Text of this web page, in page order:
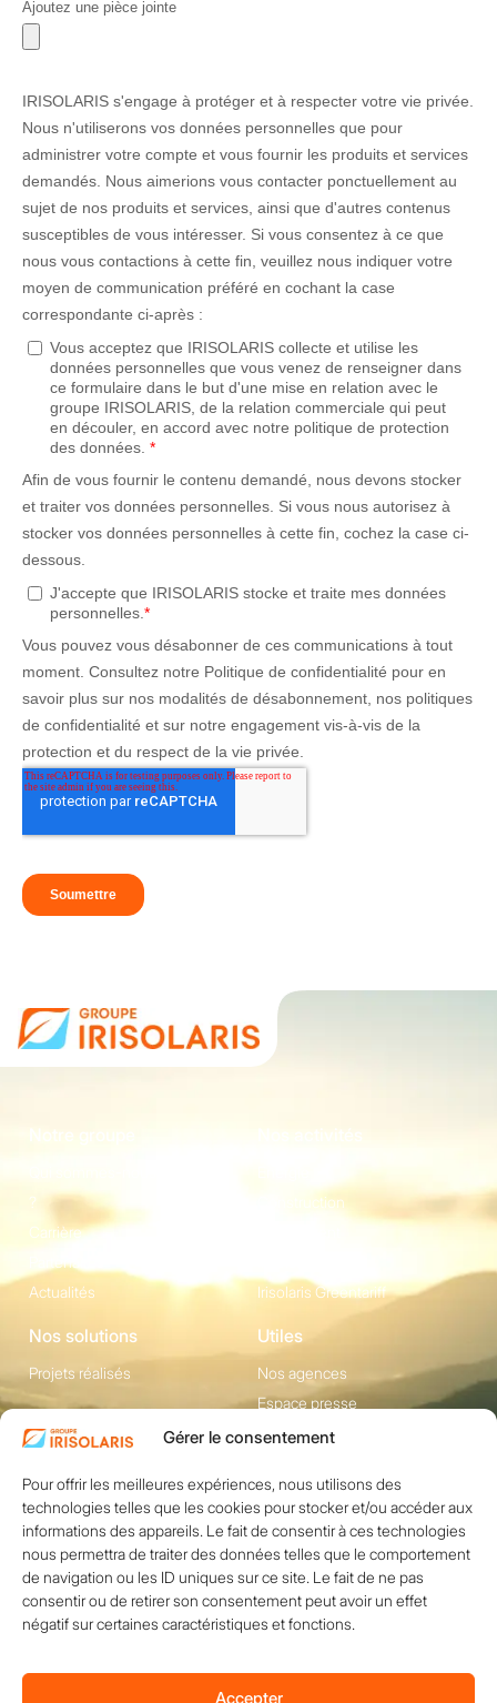
Gérer le consentement
Pour offrir les meilleures expériences, nous utilisons des
technologies telles que les cookies pour stocker et/ou accéder aux
informations des appareils. Le fait de consentir à ces technologies
nous permettra de traiter des données telles que le comportement
de navigation ou les ID uniques sur ce site. Le fait de ne pas
consentir ou de retirer son consentement peut avoir un effet
négatif sur certaines caractéristiques et fonctions.
Accepter
Notre groupe
?
Carrière
Partenaires
Actualités
Nos activités
Construction
Irisolaris Greentariff
Nos solutions
Projets réalisés
Utiles
Nos agences
Espace presse
Contact
1200 avenue Olivier
Perroy, Bât. F -
13790 ROUSSET
+33 (0)4 84 49 24
20
Nous contacter
Réseaux sociaux